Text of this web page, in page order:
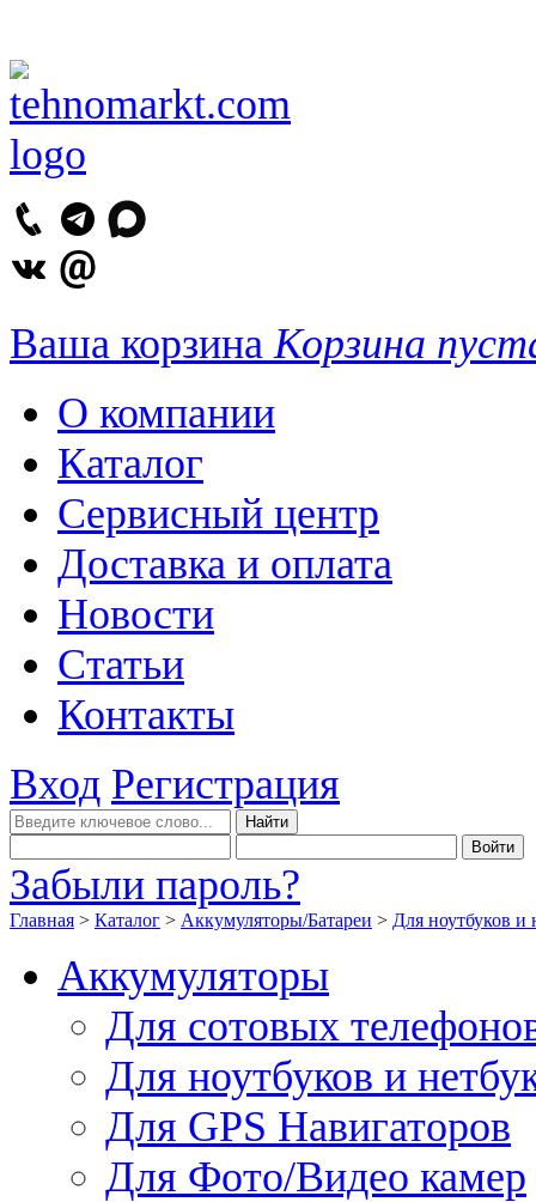
Ваша корзина Корзина
О компании
Каталог
Сервисный центр
Доставка и оплата
Новости
Статьи
Контакты
Вход Регистрация
Забыли пароль?
Главная > Каталог > Аккумуляторы/Батареи > Для ноутбуков и
Аккумуляторы
Для сотовых
Для ноутбуков и
Для GPS Навигаторов
Для Фото/Видео камер